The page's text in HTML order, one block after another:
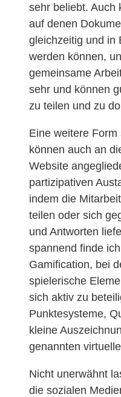
sehr beliebt. Auch
auf denen
gleichzeitig und in
werden können,
gemeinsame
sehr und können
zu teilen und zu
Eine weitere
können auch an
Website
partizipativen
indem die
teilen oder sich
und Antworten
spannend finde
Gamification, bei
spielerische
sich aktiv zu
Punktesysteme,
kleine
genannten
Nicht unerwähnt
die sozialen